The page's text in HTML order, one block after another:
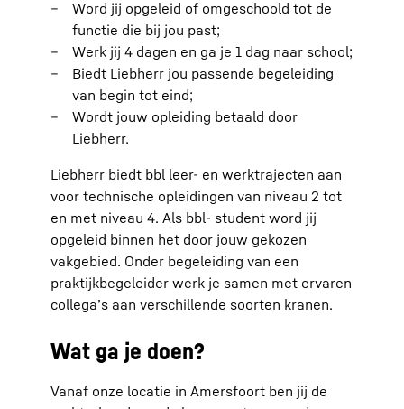
Word jij opgeleid of omgeschoold tot de
functie die bij jou past;
Werk jij 4 dagen en ga je 1 dag naar school;
Biedt Liebherr jou passende begeleiding
van begin tot eind;
Wordt jouw opleiding betaald door
Liebherr.
Liebherr biedt bbl leer- en werktrajecten aan
voor technische opleidingen van niveau 2 tot
en met niveau 4. Als bbl- student word jij
opgeleid binnen het door jouw gekozen
vakgebied. Onder begeleiding van een
praktijkbegeleider werk je samen met ervaren
collega’s aan verschillende soorten kranen.
Wat ga je doen?
Vanaf onze locatie in Amersfoort ben jij de